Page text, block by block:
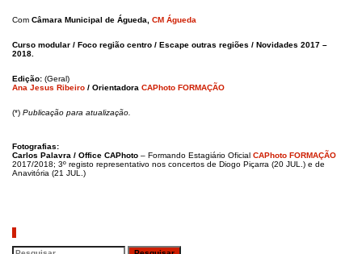
Com Câmara Municipal de Águeda, CM Águeda
Curso modular / Foco região centro / Escape outras regiões / Novidades 2017 –
2018.
Edição: (Geral)
Ana Jesus Ribeiro / Orientadora CAPhoto FORMAÇÃO
(*) Publicação para atualização.
Fotografias:
Carlos Palavra / Office CAPhoto – Formando Estagiário Oficial CAPhoto FORMAÇÃO
2017/2018; 3º registo representativo nos concertos de Diogo Piçarra (20 JUL.) e de
Anavitória (21 JUL.)